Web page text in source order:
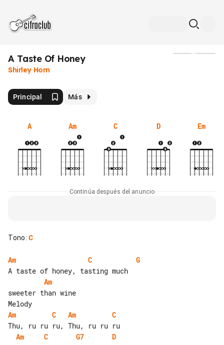
A Taste Of Honey
Shirley Horn
Principal Más
A Am C D Em
Continúa después del anuncio
Tono: C
Am C
G
Am
sweeter than wine
Am
C Am
C
Am
C G7
D